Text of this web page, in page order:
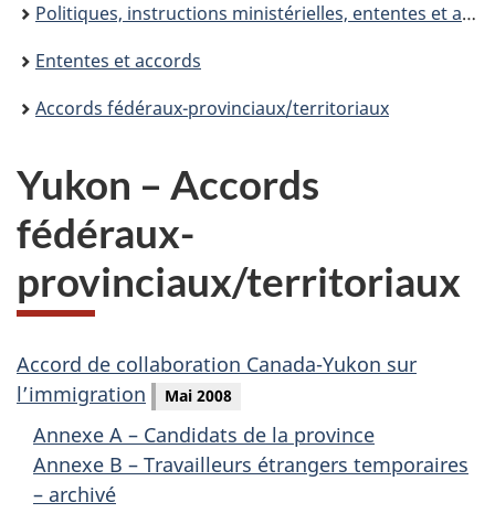
Politiques, instructions ministérielles, ententes et accords
Ententes et accords
Accords fédéraux-provinciaux/territoriaux
Yukon – Accords
fédéraux-
provinciaux/territoriaux
Accord de collaboration Canada-Yukon sur
l’immigration
Mai 2008
Annexe A – Candidats de la province
Annexe B – Travailleurs étrangers temporaires
– archivé